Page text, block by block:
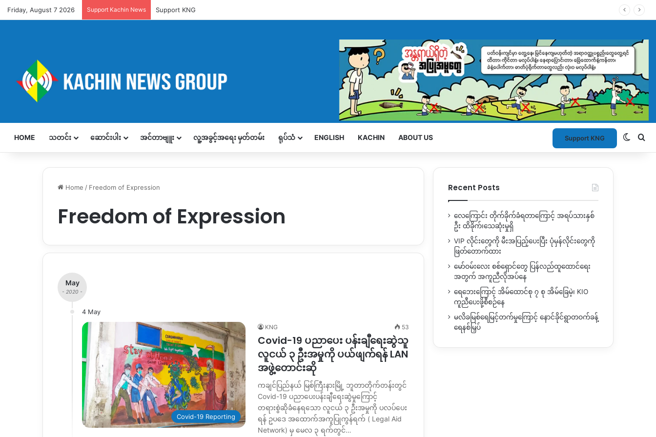
Friday, August 7 2026 Support Kachin News Support KNG
HOME သတင်း ဆောင်းပါး အင်တာဗျူး လူ့အခွင့်အရေး မှတ်တမ်း ရုပ်သံ ENGLISH KACHIN ABOUT US Support KNG
Home / Freedom of Expression
Freedom of Expression
May
- 2020 -
4 May
Covid-19 Reporting
KNG 53
Covid-19 ပညာပေး ပန်းချီရေးဆွဲသူ
လူငယ် ၃ ဦးအမှုကို ပယ်ဖျက်ရန် LAN
အဖွဲ့တောင်းဆို
ကချင်ပြည်နယ် မြစ်ကြီးနားမြို့ ဘူတာတိုက်တန်းတွင်
Covid-19 ပညာပေးပန်းချီရေးဆွဲမှုကြောင့်
တရားစွဲဆိုခံနေရသော လူငယ် ၃ ဦးအမှုကို ပလပ်ပေး
ရန် ဥပဒေ အထောက်အကူပြုကွန်ရက် ( Legal Aid
Network) မှ မေလ ၃ ရက်တွင်…
Recent Posts
လေကြောင်း တိုက်ခိုက်ခံရတာကြောင့် အရပ်သားနှစ်
ဦး ထိခိုက်၊သေဆုံးမှုရှိ
VIP လိုင်းတွေကို မီးအပြည့်ပေးပြီး ပုံမှန်လိုင်းတွေကို
ဖြတ်တောက်ထား
မော်ဝမ်းလေး စစ်ရှောင်တွေ ပြန်လည်ထူထောင်ရေး
အတွက် အကူညီလိုအပ်နေ
ရေဘေးကြောင့် အိမ်ထောင်စု ၇ စု အိမ်ခြေမဲ့၊ KIO
ကူညီပေးဖို့စီစဉ်နေ
မလိခမြစ်ရေမြင့်တက်မှုကြောင့် နောင်ခိုင်ရွာတဝက်ခန့်
ရေနစ်မြှပ်